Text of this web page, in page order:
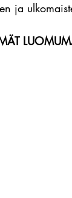
ja